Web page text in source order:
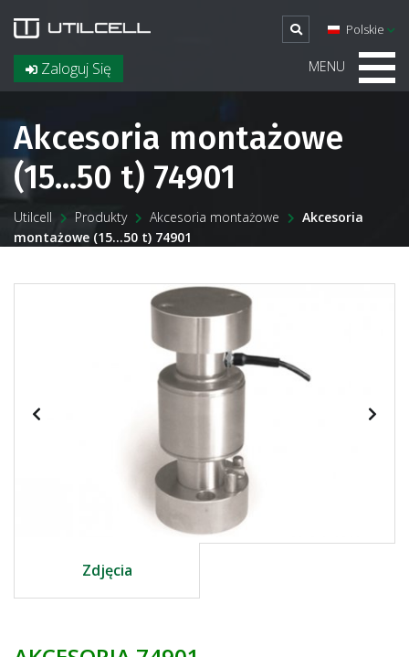
Zaloguj Się
Polskie
MENU
Akcesoria montażowe
(15...50 t) 74901
Utilcell Produkty Akcesoria montażowe
Akcesoria
montażowe (15...50 t) 74901
Zdjęcia